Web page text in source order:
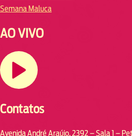
Semana Maluca
AO VIVO
Contatos
Avenida André Araújo, 2392 – Sala 1 –